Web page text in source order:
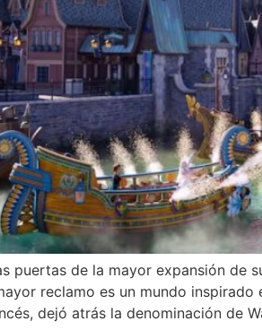
puertas de la mayor expansión de
reclamo es un mundo inspirado
dejó atrás la denominación de